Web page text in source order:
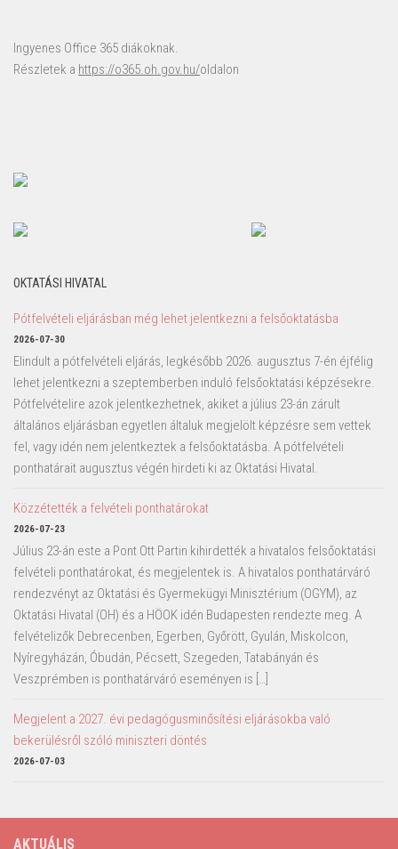
Ingyenes Office 365 diákoknak.
Részletek a https://o365.oh.gov.hu/oldalon
OKTATÁSI HIVATAL
Pótfelvételi eljárásban még lehet jelentkezni a felsőoktatásba
2026-07-30
Elindult a pótfelvételi eljárás, legkésőbb 2026. augusztus 7-én éjfélig
lehet jelentkezni a szeptemberben induló felsőoktatási képzésekre.
Pótfelvételire azok jelentkezhetnek, akiket a július 23-án zárult
általános eljárásban egyetlen általuk megjelölt képzésre sem vettek
fel, vagy idén nem jelentkeztek a felsőoktatásba. A pótfelvételi
ponthatárait augusztus végén hirdeti ki az Oktatási Hivatal.
Közzétették a felvételi ponthatárokat
2026-07-23
Július 23-án este a Pont Ott Partin kihirdették a hivatalos felsőoktatási
felvételi ponthatárokat, és megjelentek is. A hivatalos ponthatárváró
rendezvényt az Oktatási és Gyermekügyi Minisztérium (OGYM), az
Oktatási Hivatal (OH) és a HÖOK idén Budapesten rendezte meg. A
felvételizők Debrecenben, Egerben, Győrött, Gyulán, Miskolcon,
Nyíregyházán, Óbudán, Pécsett, Szegeden, Tatabányán és
Veszprémben is ponthatárváró eseményen is […]
Megjelent a 2027. évi pedagógusminősítési eljárásokba való
bekerülésről szóló miniszteri döntés
2026-07-03
AKTUÁLIS